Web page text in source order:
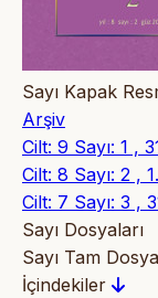
Sayı Kapak
Arşiv
Cilt: 9 Sayı: 1 ,
Cilt: 8 Sayı: 2 ,
Cilt: 7 Sayı: 3 ,
Sayı Dosyaları
Sayı Tam
İçindekiler